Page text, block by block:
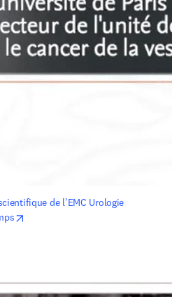
de l'EMC Urologie